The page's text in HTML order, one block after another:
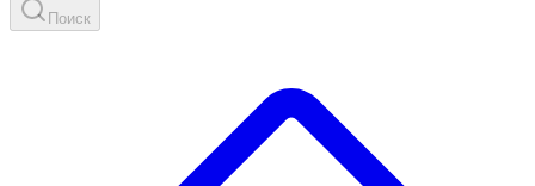
Поиск